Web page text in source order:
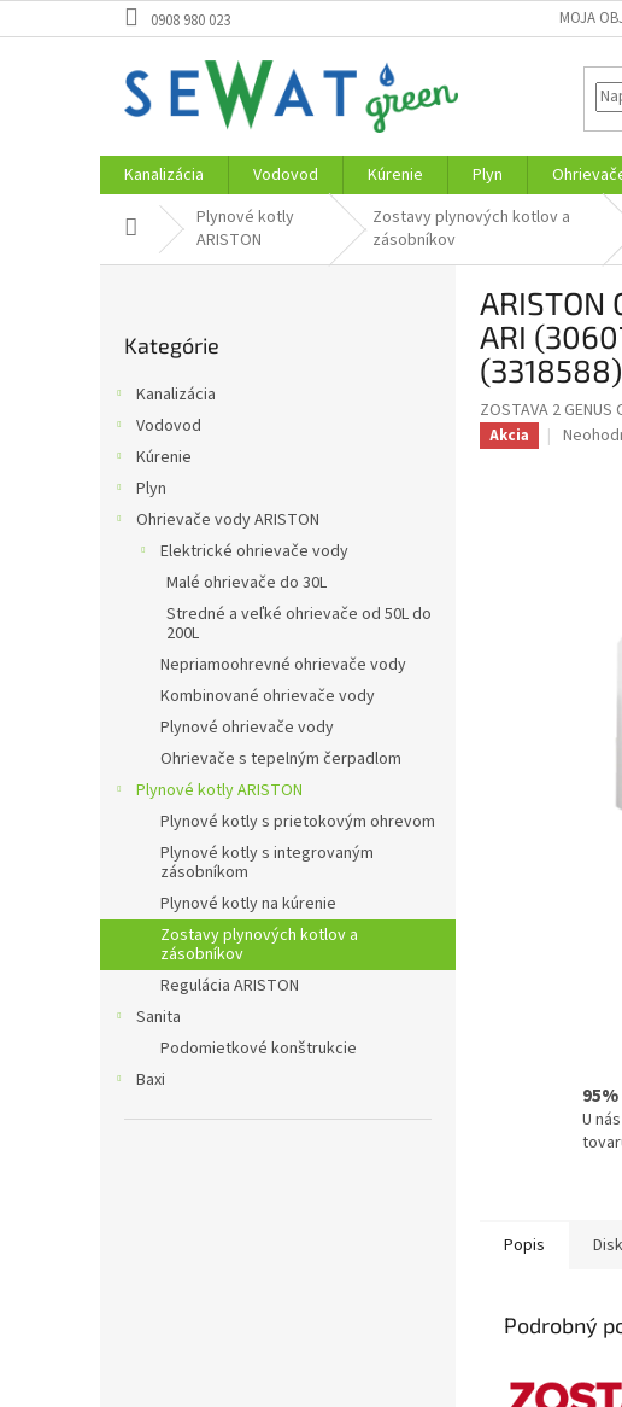
na
0908 980 023 MOJA
Kanalizácia Vodovod Kúrenie Plyn
DomovPlynové kotly
ARISTON
Zostavy plynových kotlov a
zásobníkov
kategórie
Kategórie
Kanalizácia
Vodovod
Kúrenie
Plyn
Ohrievače vody ARISTON
Elektrické ohrievače vody
Malé ohrievače do 30L
Stredné a veľké ohrievače od 50L do
200L
Nepriamoohrevné ohrievače vody
Kombinované ohrievače vody
Plynové ohrievače vody
Ohrievače s tepelným čerpadlom
Plynové kotly ARISTON
Plynové kotly s prietokovým ohrevom
Plynové kotly s integrovaným
zásobníkom
Plynové kotly na kúrenie
Zostavy plynových kotlov a
zásobníkov
Regulácia ARISTON
Sanita
Podomietkové konštrukcie
Baxi
ARISTON
ARI
(3318588)
ZOSTAVA 2 GENUS
Akcia
U
Popis
Podrobný